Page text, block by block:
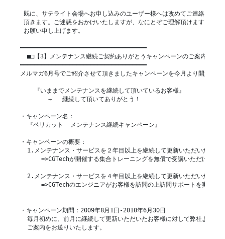
既に、サテライト会場へお申し込みのユーザー様へは改めてご連絡させて
頂きます。ご迷惑をおかけいたしますが、なにとぞご理解頂けますよう宜
お願い申し上げます。
━━━━━━━━━━━━━━━━━━━━━━━━━━━━━━━━━━━━
  ■□【3】メンテナンス継続ご契約ありがとうキャンペーンのご案内
━━━━━━━━━━━━━━━━━━━━━━━━━━━━━━━━━━━━
メルマガ6月号でご紹介させて頂きましたキャンペーンを今月より開始しま
    『いままでメンテナンスを継続して頂いているお客様』
        →   継続して頂いてありがとう！
・キャンペーン名：
  『ベリカット  メンテナンス継続キャンペーン』
・キャンペーンの概要：
1.メンテナンス・サービスを２年目以上を継続して更新いただいたお客
=>CGTechが開催する集合トレーニングを無償で受講いただけます
2.メンテナンス・サービスを４年目以上を継続して更新いただいたお客
=>CGTechのエンジニアがお客様を訪問の上訪問サポートを実施し
・キャンペーン期間：2009年8月1日-2010年6月30日
毎月初めに、前月に継続して更新いただいたお客様に対して弊社よりも
ご案内をお送りいたします。